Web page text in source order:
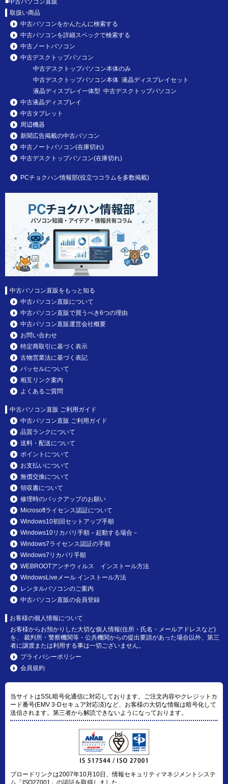
■中古パソコン直販
取扱い商品
中古パソコンをかんたんに検索する
中古パソコンを詳細スペックで検索する
中古ノートパソコン
中古デスクトップパソコン
中古デスクトップパソコン本体のみ
中古デスクトップパソコン本体 液晶ディスプレイセット
液晶ディスプレイ一体型 中古デスクトップパソコン
中古液晶ディスプレイ
中古タブレット
周辺機器
新聞広告掲載の中古パソコン
中古ノートパソコン(在庫切れ)
中古デスクトップパソコン(在庫切れ)
PCチョクハン情報部(役立つコラムを多数掲載)
中古パソコン直販をもっと知る
中古パソコン直販について
中古パソコン直販で買うべき6つの理由
中古パソコン直販運営会社概要
お問い合わせ
特定商取引に基づく表示
古物営業法に基づく表記
パッセルについて
相互リンク案内
よくあるご質問
中古パソコン直販 ご利用ガイド
中古パソコン直販 ご利用ガイド
品質ランクについて
送料・配送について
ポイントについて
お支払いについて
無償交換について
領収書について
修理時のバックアップのお願い
Microsoftライセンス認証について
Windows10初回セットアップ手順
Windows10リカバリ手順－起動する場合－
Windows7ライセンス認証の手順
Windows7リカバリ手順
WEBROOTアンチウィルス インストール方法
WindowsLiveメール インストール方法
レンタルパソコンのご案内
中古パソコン直販の会員登録
お客様の個人情報について
お客様からお預かりした大切な個人情報(住所・氏名・メールアドレスなど)
を、 裁判所・警察機関等・公共機関からの提出要請があった場合以外、第三
者に譲渡または利用する事は一切ございません。
プライバシーポリシー
会員規約
当サイトはSSL暗号化通信に対応しております。ご注文内容やクレジットカ
ード番号(EMV 3-Dセキュア対応済)など、お客様の大切な情報は暗号化して
送信されます。第三者から解読できないようになっております。
ブロードリンクは2007年10月10日、情報セキュリティマネジメントシステ
ム「ISO27001」の認証を取得しました。